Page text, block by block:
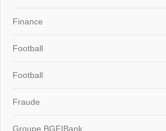
Finance
Football
Football
Fraude
Groupe BGFIBank